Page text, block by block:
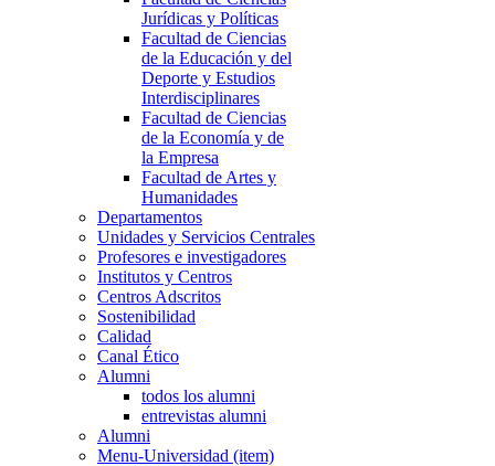
Jurídicas y Políticas
Facultad de Ciencias
de la Educación y del
Deporte y Estudios
Interdisciplinares
Facultad de Ciencias
de la Economía y de
la Empresa
Facultad de Artes y
Humanidades
Departamentos
Unidades y Servicios Centrales
Profesores e investigadores
Institutos y Centros
Centros Adscritos
Sostenibilidad
Calidad
Canal Ético
Alumni
todos los alumni
entrevistas alumni
Alumni
Menu-Universidad (item)